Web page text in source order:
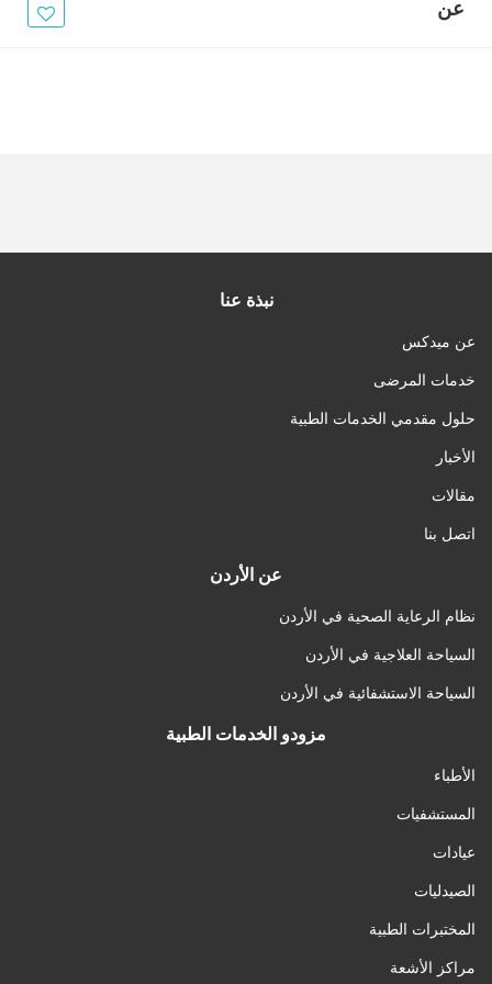
عن
نبذة عنا
عن ميدكس
خدمات المرضى
حلول مقدمي الخدمات الطبية
الأخبار
مقالات
اتصل بنا
عن الأردن
نظام الرعاية الصحية في الأردن
السياحة العلاجية في الأردن
السياحة الاستشفائية في الأردن
مزودو الخدمات الطبية
الأطباء
المستشفيات
عيادات
الصيدليات
المختبرات الطبية
مراكز الأشعة